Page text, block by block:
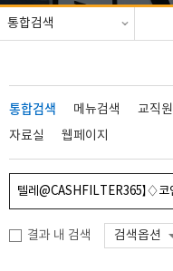
통합검색
통합검색 메뉴검색 교직원
자료실
웹페이지
결과 내 검색 검색옵션